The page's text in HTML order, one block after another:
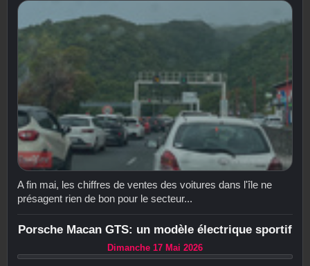
A fin mai, les chiffres de ventes des voitures dans l'île ne
présagent rien de bon pour le secteur...
Porsche Macan GTS: un modèle électrique sportif
Dimanche 17 Mai 2026